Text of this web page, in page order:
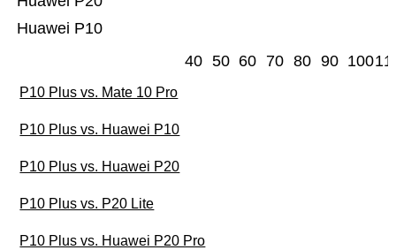
Huawei P10
40 50 60 70 80 90 100
P10 Plus vs. Mate 10 Pro
P10 Plus vs. Huawei P10
P10 Plus vs. Huawei P20
P10 Plus vs. P20 Lite
P10 Plus vs. Huawei P20 Pro